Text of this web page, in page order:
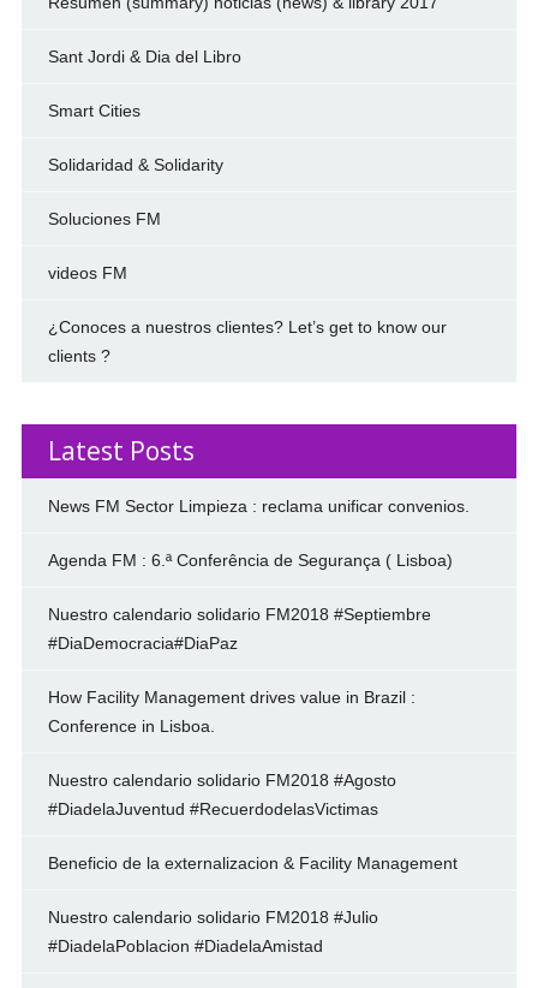
Sant Jordi & Dia del Libro
Smart Cities
Solidaridad & Solidarity
Soluciones FM
videos FM
¿Conoces a nuestros clientes? Let’s get to know our
clients ?
Latest Posts
News FM Sector Limpieza : reclama unificar convenios.
Agenda FM : 6.ª Conferência de Segurança ( Lisboa)
Nuestro calendario solidario FM2018 #Septiembre
#DiaDemocracia#DiaPaz
How Facility Management drives value in Brazil :
Conference in Lisboa.
Nuestro calendario solidario FM2018 #Agosto
#DiadelaJuventud #RecuerdodelasVictimas
Beneficio de la externalizacion & Facility Management
Nuestro calendario solidario FM2018 #Julio
#DiadelaPoblacion #DiadelaAmistad